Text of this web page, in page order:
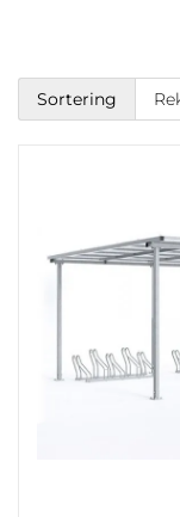
Sortering